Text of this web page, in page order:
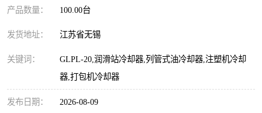
产品数量： 100.00台
发货地址： 江苏省无锡
关键词：
GLPL-20,润滑站冷却器,列管式油冷却器,注塑机冷却
器,打包机冷却器
发布日期： 2026-08-09